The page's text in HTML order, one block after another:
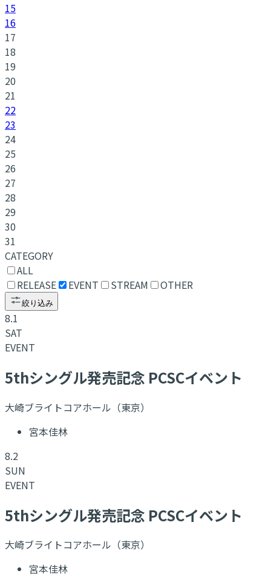
15
16
17
18
19
20
21
22
23
24
25
26
27
28
29
30
31
CATEGORY
ALL
RELEASE
EVENT STREAM OTHER
絞り込み
8.1
SAT
EVENT
5thシングル発売記念 PCSCイベント
大崎ブライトコアホール（東京）
宮本佳林
8.2
SUN
EVENT
5thシングル発売記念 PCSCイベント
大崎ブライトコアホール（東京）
宮本佳林